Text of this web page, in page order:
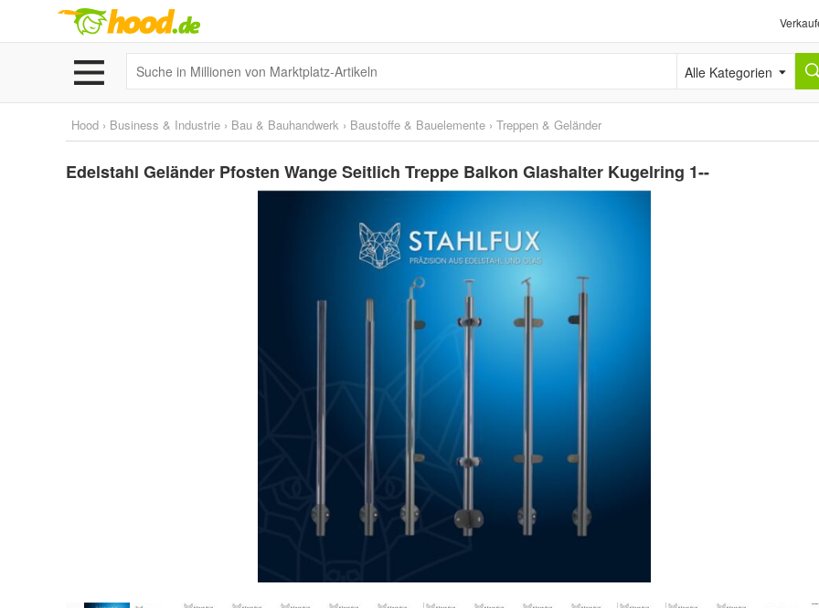
Alle Kategorien
Hood › Business & Industrie › Bau & Bauhandwerk › Baustoffe & Bauelemente › Treppen & Geländer
Edelstahl Geländer Pfosten Wange Seitlich Treppe Balkon Glashalter Kugelring 1--